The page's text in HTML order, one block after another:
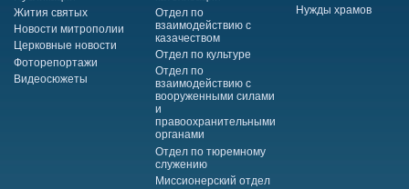
Жития святых
Новости митрополии
Церковные новости
Фоторепортажи
Видеосюжеты
Отдел по
взаимодействию с
казачеством
Отдел по культуре
Отдел по
взаимодействию с
вооруженными силами
и
правоохранительными
органами
Отдел по тюремному
служению
Миссионерский отдел
Нужды храмов